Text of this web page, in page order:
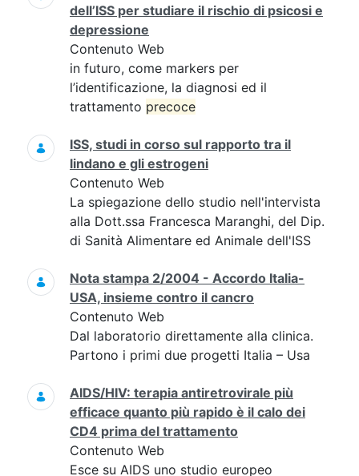
dell’ISS per studiare il rischio di psicosi e
depressione
Contenuto Web
in futuro, come markers per
l’identificazione, la diagnosi ed il
trattamento precoce
ISS, studi in corso sul rapporto tra il
lindano e gli estrogeni
Contenuto Web
La spiegazione dello studio nell'intervista
alla Dott.ssa Francesca Maranghi, del Dip.
di Sanità Alimentare ed Animale dell'ISS
Nota stampa 2/2004 - Accordo Italia-
USA, insieme contro il cancro
Contenuto Web
Dal laboratorio direttamente alla clinica.
Partono i primi due progetti Italia – Usa
AIDS/HIV: terapia antiretrovirale più
efficace quanto più rapido è il calo dei
CD4 prima del trattamento
Contenuto Web
Esce su AIDS uno studio europeo